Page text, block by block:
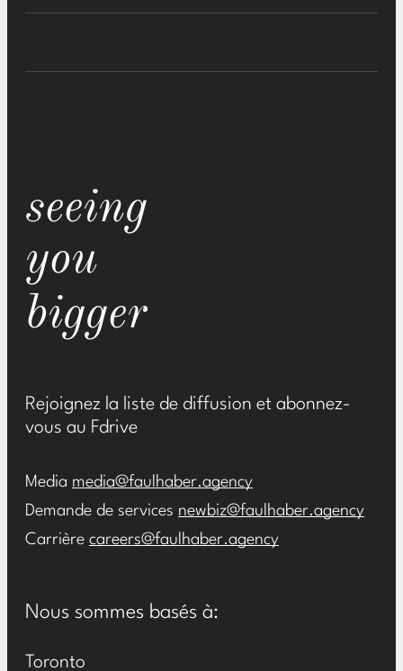
seeing
you
bigger
Rejoignez la liste de diffusion et abonnez-
vous au Fdrive
Media media@faulhaber.agency
Demande de services newbiz@faulhaber.agency
Carrière careers@faulhaber.agency
Nous sommes basés à:
Toronto